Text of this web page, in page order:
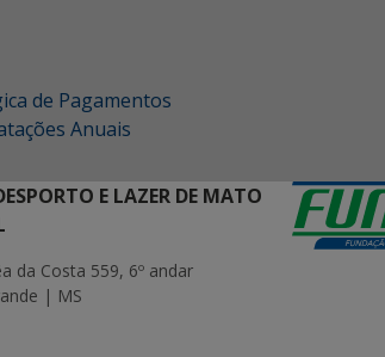
de Pagamentos
Anuais
E LAZER DE MATO
da Costa 559, 6º andar
| MS